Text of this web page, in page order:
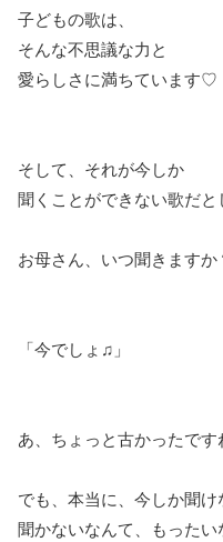
子どもの歌は、
そんな不思議な力と
愛らしさに満ちています♡
そして、それが今しか
聞くことができない歌だ
お母さん、いつ聞きますか
「今でしょ♫」
あ、ちょっと古かったです
でも、本当に、今しか聞け
聞かないなんて、もった